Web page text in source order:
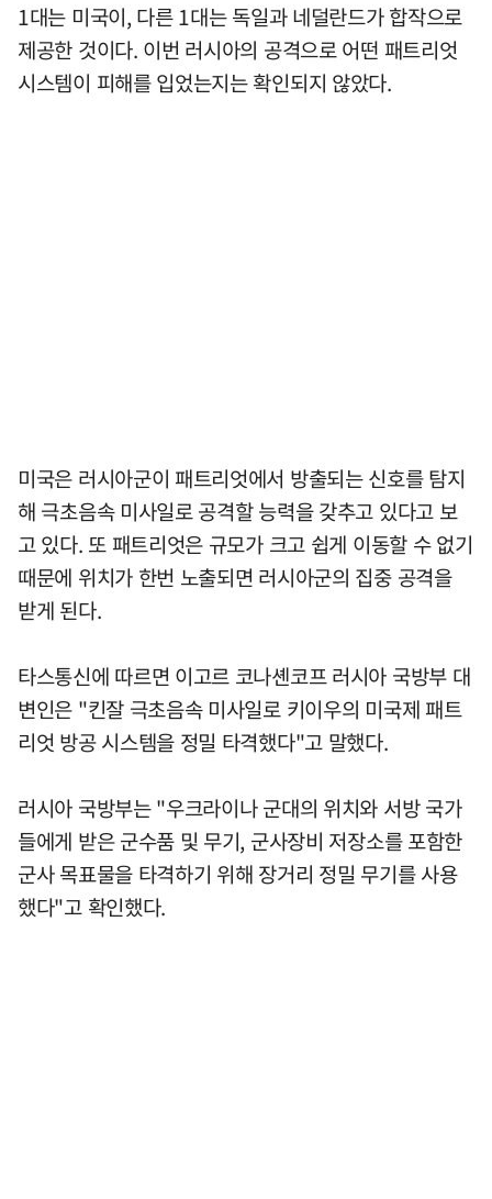
1대는 미국이, 다른 1대는 독일과 네덜란드가 합작으로
제공한 것이다. 이번 러시아의 공격으로 어떤 패트리엇
시스템이 피해를 입었는지는 확인되지 않았다.
미국은 러시아군이 패트리엇에서 방출되는 신호를 탐지
해 극초음속 미사일로 공격할 능력을 갖추고 있다고 보
고 있다. 또 패트리엇은 규모가 크고 쉽게 이동할 수 없기
때문에 위치가 한번 노출되면 러시아군의 집중 공격을
받게 된다.
타스통신에 따르면 이고르 코나셴코프 러시아 국방부 대
변인은 "킨잘 극초음속 미사일로 키이우의 미국제 패트
리엇 방공 시스템을 정밀 타격했다"고 말했다.
러시아 국방부는 "우크라이나 군대의 위치와 서방 국가
들에게 받은 군수품 및 무기, 군사장비 저장소를 포함한
군사 목표물을 타격하기 위해 장거리 정밀 무기를 사용
했다"고 확인했다.